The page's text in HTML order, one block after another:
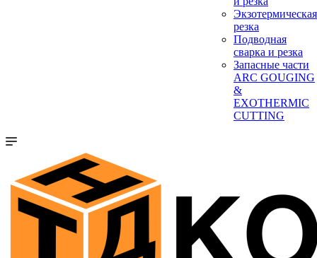
Экзотермическая
резка
Подводная
сварка и резка
Запасные части
ARC GOUGING
&
EXOTHERMIC
CUTTING